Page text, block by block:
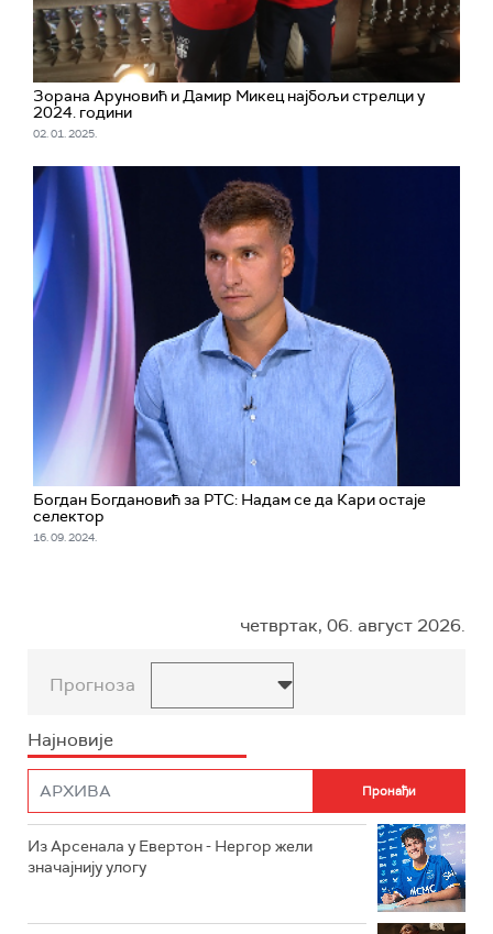
Зорана Аруновић и Дамир Микец најбољи стрелци у
2024. години
02. 01. 2025.
Богдан Богдановић за РТС: Надам се да Кари остаје
селектор
16. 09. 2024.
четвртак, 06. август 2026.
Прогноза
Најновије
Из Арсенала у Евертон - Нергор жели
значајнију улогу